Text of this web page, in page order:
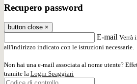
Recupero password
button close ×
E-mail Verrà
all'indirizzo indicato con le istruzioni necessarie.
Non hai una e-mail associata al nome utente?
tramite la Login Spaggiari